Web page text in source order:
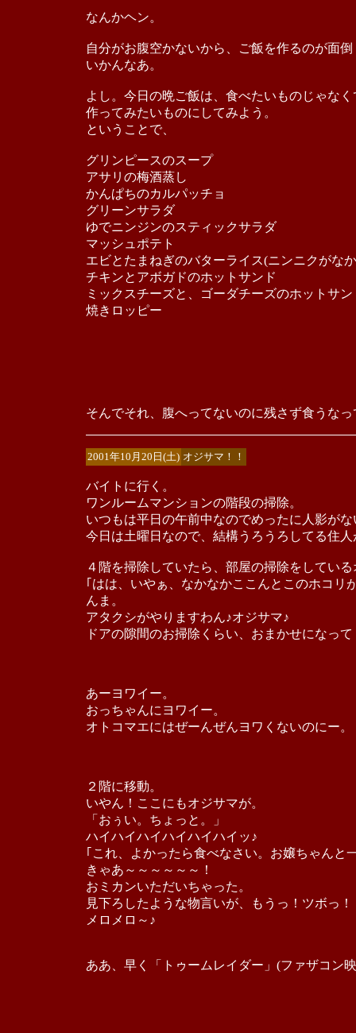
なんかヘン。
自分がお腹空かないから、ご飯を作るのが面倒
いかんなあ。
よし。今日の晩ご飯は、食べたいものじゃなく
作ってみたいものにしてみよう。
ということで、
グリンピースのスープ
アサリの梅酒蒸し
かんぱちのカルパッチョ
グリーンサラダ
ゆでニンジンのスティックサラダ
マッシュポテト
エビとたまねぎのバターライス(ニンニクがな
チキンとアボガドのホットサンド
ミックスチーズと、ゴーダチーズのホットサン
焼きロッピー
そんでそれ、腹へってないのに残さず食うなっ
2001年10月20日(土) オジサマ！！
バイトに行く。
ワンルームマンションの階段の掃除。
いつもは平日の午前中なのでめったに人影が
今日は土曜日なので、結構うろうろしてる住人
４階を掃除していたら、部屋の掃除をしてい
｢はは、いやぁ、なかなかここんとこのホコリ
んま。
アタクシがやりますわん♪オジサマ♪
ドアの隙間のお掃除くらい、おまかせになって
あーヨワイー。
おっちゃんにヨワイー。
オトコマエにはぜーんぜんヨワくないのにー。
２階に移動。
いやん！ここにもオジサマが。
「おぅい。ちょっと。」
ハイハイハイハイハイハイッ♪
｢これ、よかったら食べなさい。お嬢ちゃんと
きゃあ～～～～～～！
おミカンいただいちゃった。
見下ろしたような物言いが、もうっ！ツボっ！
メロメロ～♪
ああ、早く「トゥームレイダー」(ファザコン